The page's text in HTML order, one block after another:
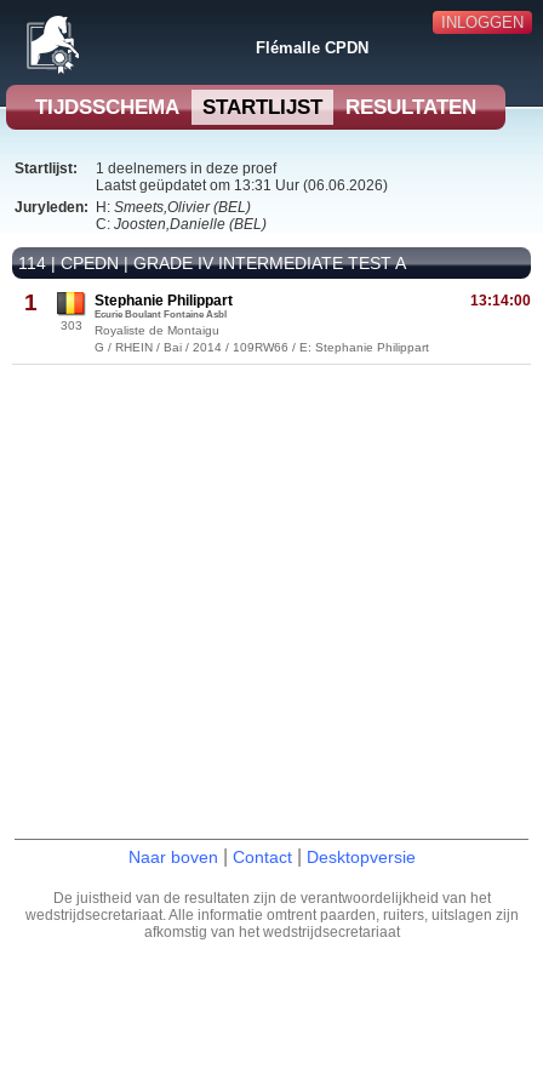
INLOGGEN
Flémalle CPDN
TIJDSSCHEMA STARTLIJST RESULTATEN
Startlijst:
1 deelnemers in deze proef
Laatst geüpdatet om 13:31 Uur (06.06.2026)
Juryleden:
H: Smeets,Olivier (BEL)
C: Joosten,Danielle (BEL)
114 | CPEDN | GRADE IV INTERMEDIATE TEST A
1
303
13:14:00
Stephanie Philippart
Ecurie Boulant Fontaine Asbl
Royaliste de Montaigu
G / RHEIN / Bai / 2014 / 109RW66 / E: Stephanie Philippart
Naar boven Contact Desktopversie
De juistheid van de resultaten zijn de verantwoordelijkheid van het
wedstrijdsecretariaat. Alle informatie omtrent paarden, ruiters, uitslagen zijn
afkomstig van het wedstrijdsecretariaat